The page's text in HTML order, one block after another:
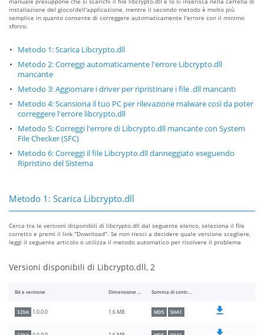
installazione del gioco/dell'applicazione, mentre il secondo metodo è molto più
semplice in quanto consente di correggere automaticamente l'errore con il minimo
sforzo.
Metodo 1: Scarica Libcrypto.dll
Metodo 2: Correggi automaticamente l'errore Libcrypto.dll
mancante
Metodo 3: Aggiornare i driver per ripristinare i file .dll mancanti
Metodo 4: Scansiona il tuo PC per rilevazione malware così da poter
correggere l'errore libcrypto.dll
Metodo 5: Correggi l'errore di Libcrypto.dll mancante con System
File Checker (SFC)
Metodo 6: Correggi il file Libcrypto.dll danneggiato eseguendo
Ripristino del Sistema
Metodo 1: Scarica Libcrypto.dll
Cerca tra le versioni disponibili di libcrypto.dll dal seguente elenco, seleziona il file
corretto e premi il link "Download". Se non riesci a decidere quale versione scegliere,
leggi il seguente articolo o utilizza il metodo automatico per risolvere il problema
Versioni disponibili di Libcrypto.dll, 2
Bit e versione Dimensione del file Somma di controllo
32bit 1.0.0.0 1.6 MB MD5 SHA1